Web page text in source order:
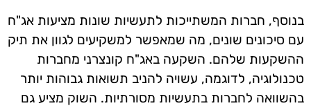
בנוסף, חברות המשתייכות לתעשיות שונות מציעות אג"ח
עם סיכונים שונים, מה שמאפשר למשקיעים לגוון את תיק
ההשקעות שלהם. השקעה באג"ח קונצרני מחברות
טכנולוגיה, לדוגמה, עשויה להניב תשואות גבוהות יותר
בהשוואה לחברות בתעשיות מסורתיות. השוק מציע גם